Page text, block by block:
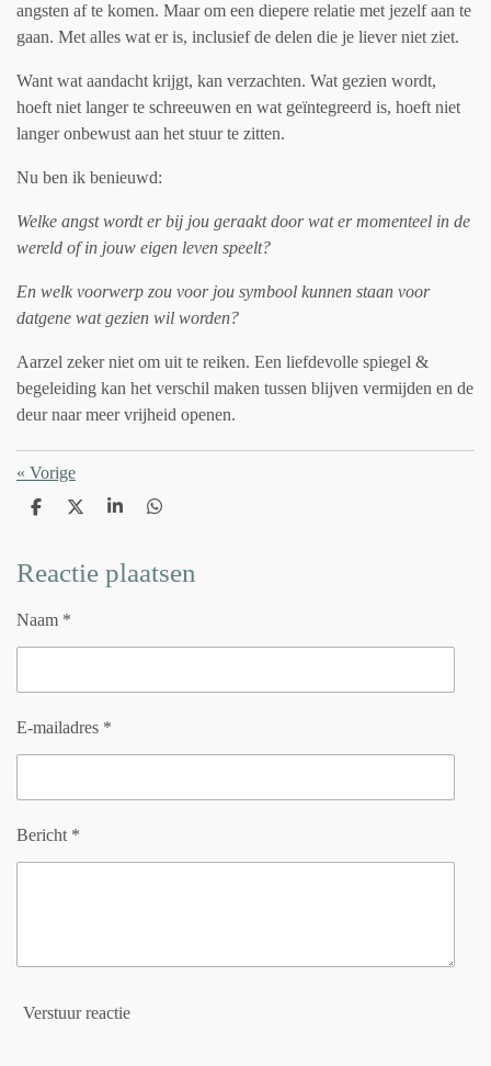
angsten af te komen. Maar om een diepere relatie met jezelf aan te
gaan. Met alles wat er is, inclusief de delen die je liever niet ziet.
Want wat aandacht krijgt, kan verzachten. Wat gezien wordt,
hoeft niet langer te schreeuwen en wat geïntegreerd is, hoeft niet
langer onbewust aan het stuur te zitten.
Nu ben ik benieuwd:
Welke angst wordt er bij jou geraakt door wat er momenteel in de
wereld of in jouw eigen leven speelt?
En welk voorwerp zou voor jou symbool kunnen staan voor
datgene wat gezien wil worden?
Aarzel zeker niet om uit te reiken. Een liefdevolle spiegel &
begeleiding kan het verschil maken tussen blijven vermijden en de
deur naar meer vrijheid openen.
« Vorige
D
n
D
l
S
e
D
e
n
Reactie plaatsen
Naam *
E-mailadres *
Bericht *
Verstuur reactie